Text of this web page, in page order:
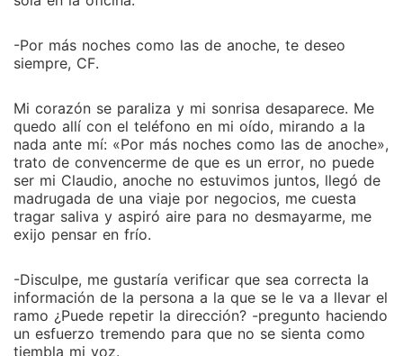
-Por más noches como las de anoche, te deseo
siempre, CF.
Mi corazón se paraliza y mi sonrisa desaparece. Me
quedo allí con el teléfono en mi oído, mirando a la
nada ante mí: «Por más noches como las de anoche»,
trato de convencerme de que es un error, no puede
ser mi Claudio, anoche no estuvimos juntos, llegó de
madrugada de una viaje por negocios, me cuesta
tragar saliva y aspiró aire para no desmayarme, me
exijo pensar en frío.
-Disculpe, me gustaría verificar que sea correcta la
información de la persona a la que se le va a llevar el
ramo ¿Puede repetir la dirección? -pregunto haciendo
un esfuerzo tremendo para que no se sienta como
tiembla mi voz.